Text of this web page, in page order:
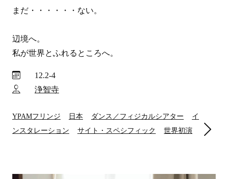
まだ・・・・・・ない。
辺境へ。
私が世界とふれるところへ。
12.2-4
浄智寺
YPAMフリンジ 日本 ダンス／フィジカルシアター
イ
ンスタレーション
サイト・スペシフィック 世界初演